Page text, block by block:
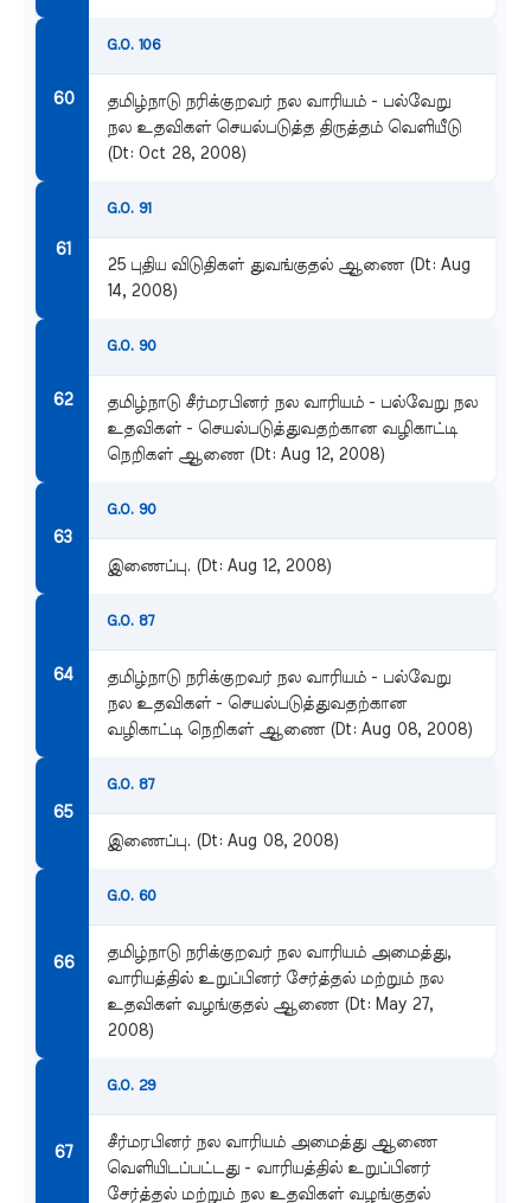
G.O. 106
தமிழ்நாடு நரிக்குறவர் நல வாரியம் - பல்வேறு
நல உதவிகள் செயல்படுத்த திருத்தம் வெளியீடு
(Dt: Oct 28, 2008)
G.O. 91
25 புதிய விடுதிகள் துவங்குதல் ஆணை (Dt: Aug
14, 2008)
G.O. 90
தமிழ்நாடு சீர்மரபினர் நல வாரியம் - பல்வேறு நல
உதவிகள் - செயல்படுத்துவதற்கான வழிகாட்டி
நெறிகள் ஆணை (Dt: Aug 12, 2008)
G.O. 90
இணைப்பு. (Dt: Aug 12, 2008)
G.O. 87
தமிழ்நாடு நரிக்குறவர் நல வாரியம் - பல்வேறு
நல உதவிகள் - செயல்படுத்துவதற்கான
வழிகாட்டி நெறிகள் ஆணை (Dt: Aug 08, 2008)
G.O. 87
இணைப்பு. (Dt: Aug 08, 2008)
G.O. 60
தமிழ்நாடு நரிக்குறவர் நல வாரியம் அமைத்து,
வாரியத்தில் உறுப்பினர் சேர்த்தல் மற்றும் நல
உதவிகள் வழங்குதல் ஆணை (Dt: May 27,
2008)
G.O. 29
சீர்மரபினர் நல வாரியம் அமைத்து ஆணை
வெளியிடப்பட்டது - வாரியத்தில் உறுப்பினர்
சேர்த்தல் மற்றும் நல உதவிகள் வழங்குதல்